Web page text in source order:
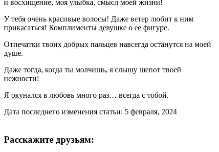
и восхищение, моя улыбка, смысл моей жизни!
У тебя очень красивые волосы! Даже ветер любит к ним
прикасаться! Комплименты девушке о ее фигуре.
Отпечатки твоих добрых пальцев навсегда останутся на моей
душе.
Даже тогда, когда ты молчишь, я слышу шепот твоей
нежности!
Я окунался в любовь много раз… всегда с тобой.
Дата последнего изменения статьи: 5 февраля, 2024
Расскажите друзьям: